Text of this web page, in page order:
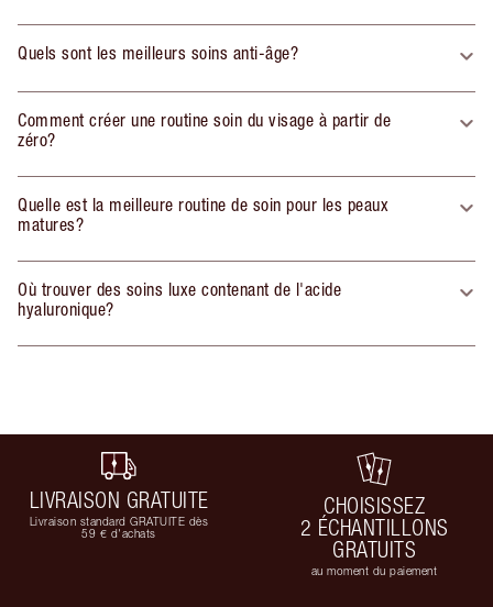
Quels sont les meilleurs soins anti-âge?
Comment créer une routine soin du visage à partir de
zéro?
Quelle est la meilleure routine de soin pour les peaux
matures?
Où trouver des soins luxe contenant de l'acide
hyaluronique?
LIVRAISON GRATUITE
Livraison standard GRATUITE dès
59 € d'achats
CHOISISSEZ
2 ÉCHANTILLONS
GRATUITS
au moment du paiement